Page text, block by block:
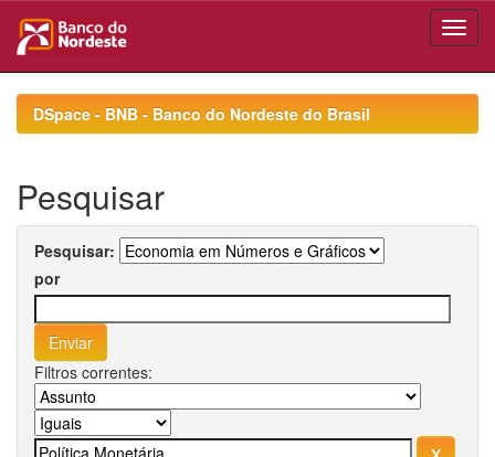
navigationDSpace - BNB - Banco do Nordeste do Brasil
Pesquisar
Pesquisar:
por
Filtros correntes: